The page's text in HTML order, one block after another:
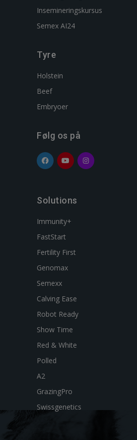
Insemineringskursus
Semex AI24
Tyre
Holstein
Beef
Embryoer
Følg os på
Solutions
Immunity+
FastStart
Fertility First
Genomax
Semexx
Calving Ease
Robot Ready
Show Time
Red & White
Polled
A2
GrazingPro
Swissgenetics